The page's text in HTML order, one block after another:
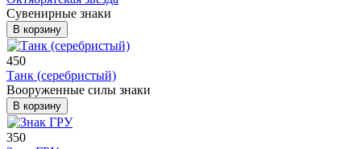
Сувенирные знаки
В корзину
450
Танк (серебристый)
Вооруженные силы знаки
В корзину
350